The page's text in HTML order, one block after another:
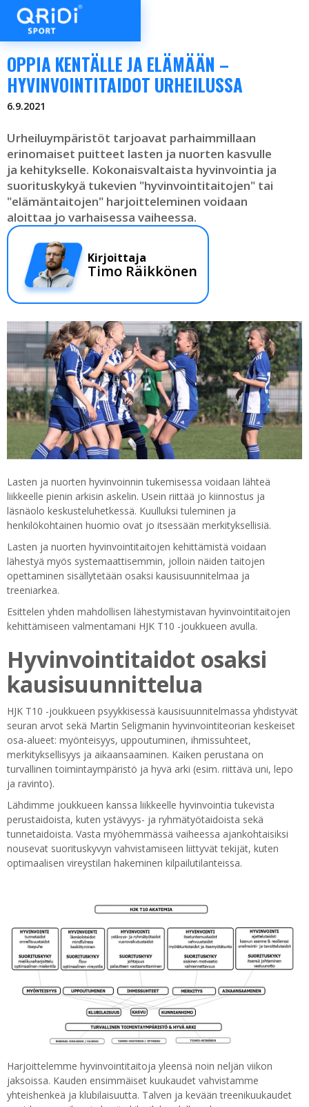
OPPIA KENTÄLLE JA ELÄMÄÄN –
HYVINVOINTITAIDOT URHEILUSSA
6.9.2021
Urheiluympäristöt tarjoavat parhaimmillaan
erinomaiset puitteet lasten ja nuorten kasvulle
ja kehitykselle. Kokonaisvaltaista hyvinvointia ja
suorituskykyä tukevien "hyvinvointitaitojen" tai
"elämäntaitojen" harjoitteleminen voidaan
aloittaa jo varhaisessa vaiheessa.
Kirjoittaja
Timo Räikkönen
Lasten ja nuorten hyvinvoinnin tukemisessa voidaan lähteä
liikkeelle pienin arkisin askelin. Usein riittää jo kiinnostus ja
läsnäolo keskusteluhetkessä. Kuulluksi tuleminen ja
henkilökohtainen huomio ovat jo itsessään merkityksellisiä.
Lasten ja nuorten hyvinvointitaitojen kehittämistä voidaan
lähestyä myös systemaattisemmin, jolloin näiden taitojen
opettaminen sisällytetään osaksi kausisuunnitelmaa ja
treeniarkea.
Esittelen yhden mahdollisen lähestymistavan hyvinvointitaitojen
kehittämiseen valmentamani HJK T10 -joukkueen avulla.
Hyvinvointitaidot osaksi
kausisuunnittelua
HJK T10 -joukkueen psyykkisessä kausisuunnitelmassa yhdistyvät
seuran arvot sekä Martin Seligmanin hyvinvointiteorian keskeiset
osa-alueet: myönteisyys, uppoutuminen, ihmissuhteet,
merkityksellisyys ja aikaansaaminen. Kaiken perustana on
turvallinen toimintaympäristö ja hyvä arki (esim. riittävä uni, lepo
ja ravinto).
Lähdimme joukkueen kanssa liikkeelle hyvinvointia tukevista
perustaidoista, kuten ystävyys- ja ryhmätyötaidoista sekä
tunnetaidoista. Vasta myöhemmässä vaiheessa ajankohtaisiksi
nousevat suorituskyvyn vahvistamiseen liittyvät tekijät, kuten
optimaalisen vireystilan hakeminen kilpailutilanteissa.
Harjoittelemme hyvinvointitaitoja yleensä noin neljän viikon
jaksoissa. Kauden ensimmäiset kuukaudet vahvistamme
yhteishenkeä ja klubilaisuutta. Talven ja kevään treenikuukaudet